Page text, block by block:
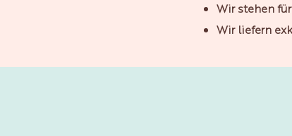
Wir stehen
Wir liefern